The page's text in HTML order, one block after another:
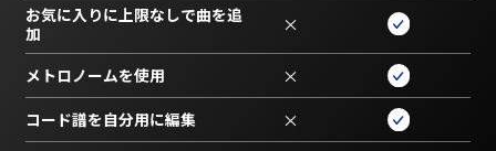
お気に入りに上限なしで曲を追
加
×
メトロノームを使用 ×
コード譜を自分用に編集 ×